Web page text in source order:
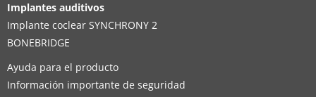
Implantes auditivos
Implante coclear SYNCHRONY 2
BONEBRIDGE
Ayuda para el producto
Información importante de seguridad